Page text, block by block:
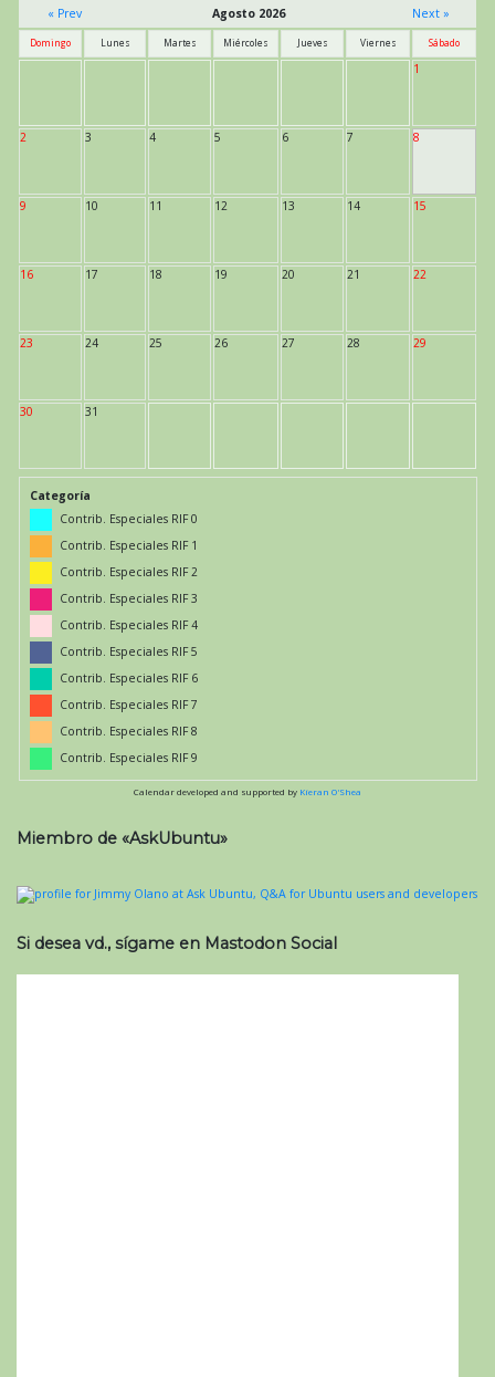
« Prev Agosto 2026 Next »
Domingo Lunes Martes Miércoles Jueves Viernes Sábado
1
2 3 4 5 6 7 8
9 10 11 12 13 14 15
16 17 18 19 20 21 22
23 24 25 26 27 28 29
30 31
Categoría
Contrib. Especiales RIF 0
Contrib. Especiales RIF 1
Contrib. Especiales RIF 2
Contrib. Especiales RIF 3
Contrib. Especiales RIF 4
Contrib. Especiales RIF 5
Contrib. Especiales RIF 6
Contrib. Especiales RIF 7
Contrib. Especiales RIF 8
Contrib. Especiales RIF 9
Calendar developed and supported by Kieran O'Shea
Miembro de «AskUbuntu»
Si desea vd., sígame en Mastodon Social